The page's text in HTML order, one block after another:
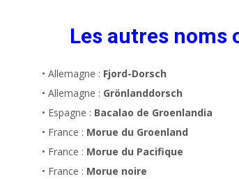
Les autres noms
• Allemagne : Fjord-Dorsch
• Allemagne : Grönlanddorsch
• Espagne : Bacalao de Groenlandia
• France : Morue du Groenland
• France : Morue du Pacifique
• France : Morue noire